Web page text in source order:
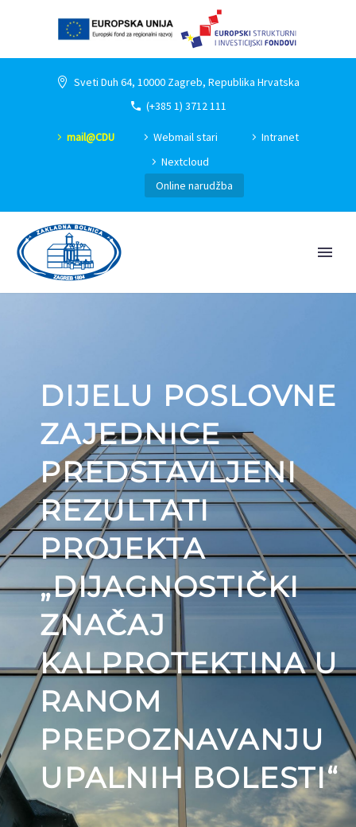
Sveti Duh 64, 10000 Zagreb, Republika Hrvatska
(+385 1) 3712 111
mail@CDU Webmail stari
Intranet
Nextcloud
Online narudžba
DIJELU POSLOVNE
ZAJEDNICE
PREDSTAVLJENI
REZULTATI
PROJEKTA
„DIJAGNOSTIČKI
ZNAČAJ
KALPROTEKTINA U
RANOM
PREPOZNAVANJU
UPALNIH BOLESTI“